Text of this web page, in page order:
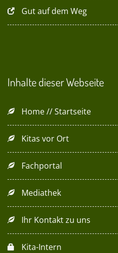
Gut auf dem Weg
Inhalte dieser Webseite
Home // Startseite
Kitas vor Ort
Fachportal
Mediathek
Ihr Kontakt zu uns
Kita-Intern